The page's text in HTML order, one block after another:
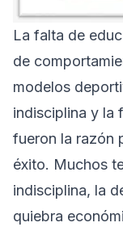
La falta de
de
modelos
indisciplina y la
fueron la razón
éxito. Muchos
indisciplina, la
quiebra